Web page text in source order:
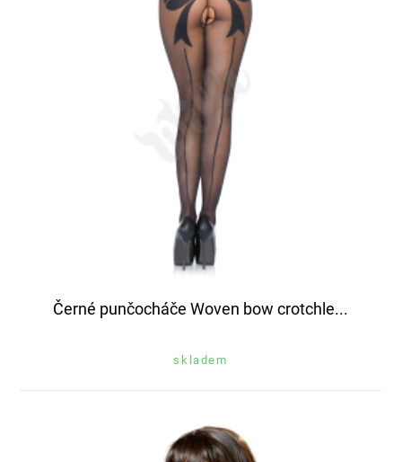
Černé punčocháče Woven bow crotchle...
skladem